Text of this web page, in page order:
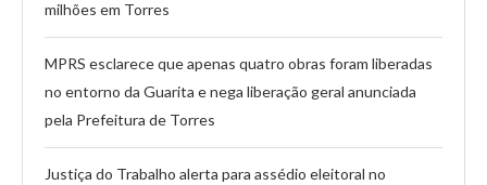
milhões em Torres
MPRS esclarece que apenas quatro obras foram liberadas
no entorno da Guarita e nega liberação geral anunciada
pela Prefeitura de Torres
Justiça do Trabalho alerta para assédio eleitoral no